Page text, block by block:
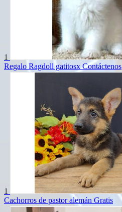
1
Regalo Ragdoll gatitosx Contáctenos
1
Cachorros de pastor alemán Gratis